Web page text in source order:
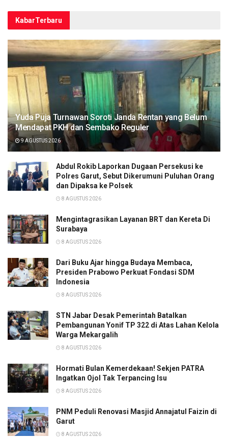
KabarTerbaru
Yuda Puja Turnawan Soroti Janda Rentan yang Belum
Mendapat PKH dan Sembako Reguler
9 AGUSTUS 2026
Abdul Rokib Laporkan Dugaan Persekusi ke
Polres Garut, Sebut Dikerumuni Puluhan Orang
dan Dipaksa ke Polsek
8 AGUSTUS 2026
Mengintagrasikan Layanan BRT dan Kereta Di
Surabaya
8 AGUSTUS 2026
Dari Buku Ajar hingga Budaya Membaca,
Presiden Prabowo Perkuat Fondasi SDM
Indonesia
8 AGUSTUS 2026
STN Jabar Desak Pemerintah Batalkan
Pembangunan Yonif TP 322 di Atas Lahan Kelola
Warga Mekargalih
8 AGUSTUS 2026
Hormati Bulan Kemerdekaan! Sekjen PATRA
Ingatkan Ojol Tak Terpancing Isu
8 AGUSTUS 2026
PNM Peduli Renovasi Masjid Annajatul Faizin di
Garut
8 AGUSTUS 2026